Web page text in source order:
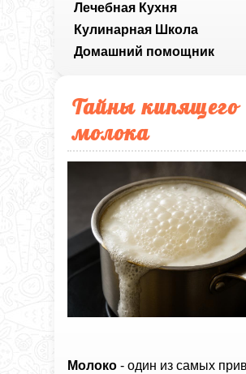
Лечебная Кухня
Кулинарная Школа
Домашний помощник
Тайны кипящего
молока
Молоко - один из самых